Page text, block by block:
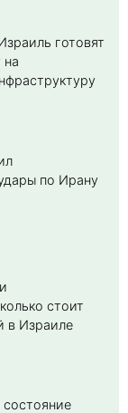
готовят
на
по Ирану
стоит
в Израиле